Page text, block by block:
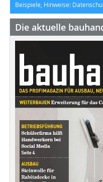
Beispiele, Hinweise:
Die aktuelle